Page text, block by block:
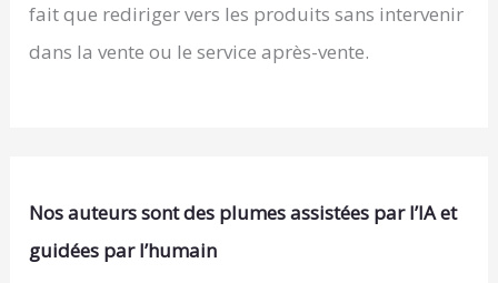
fait que rediriger vers les produits sans intervenir
dans la vente ou le service après-vente.
Nos auteurs sont des plumes assistées par l’IA et
guidées par l’humain